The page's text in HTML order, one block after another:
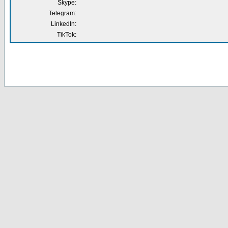
Skype:
Telegram:
LinkedIn:
TikTok: